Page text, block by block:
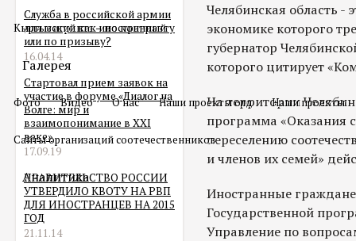
Кыргызский как иностранный
Галерея
Фото Видео О нас Наши проекты олд Наши проекты
Сайты организаций соотечественников
Аналитика
Служба в российской армии
для мигранта – по контракту
или по призыву?
16.04.14
Стартовал прием заявок на
участие в форуме «Диалог на
Волге: мир и
взаимопонимание в XXI
веке»
17.09.19
ПРАВИТЕЛЬСТВО РОССИИ
УТВЕРДИЛО КВОТУ НА РВП
ДЛЯ ИНОСТРАНЦЕВ НА 2015
ГОД
21.11.14
Челябинская область -
экономике которого
губернатор
которого цитирует
На территории
программа «Оказания
переселению
и членов их семей»
Иностранные
Государственной
Управление по